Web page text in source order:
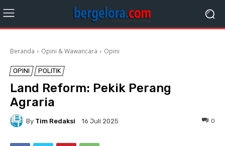
Beranda Opini & Wawancara Opini
OPINI POLITIK
Land Reform: Pekik Perang
Agraria
By Tim Redaksi 16 Juli 2025 0